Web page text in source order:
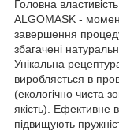
Головна
ALGOMASK -
завершення
збагачені
Унікальна
виробляється в
(екологічно чиста
якість). Ефективне
підвищують